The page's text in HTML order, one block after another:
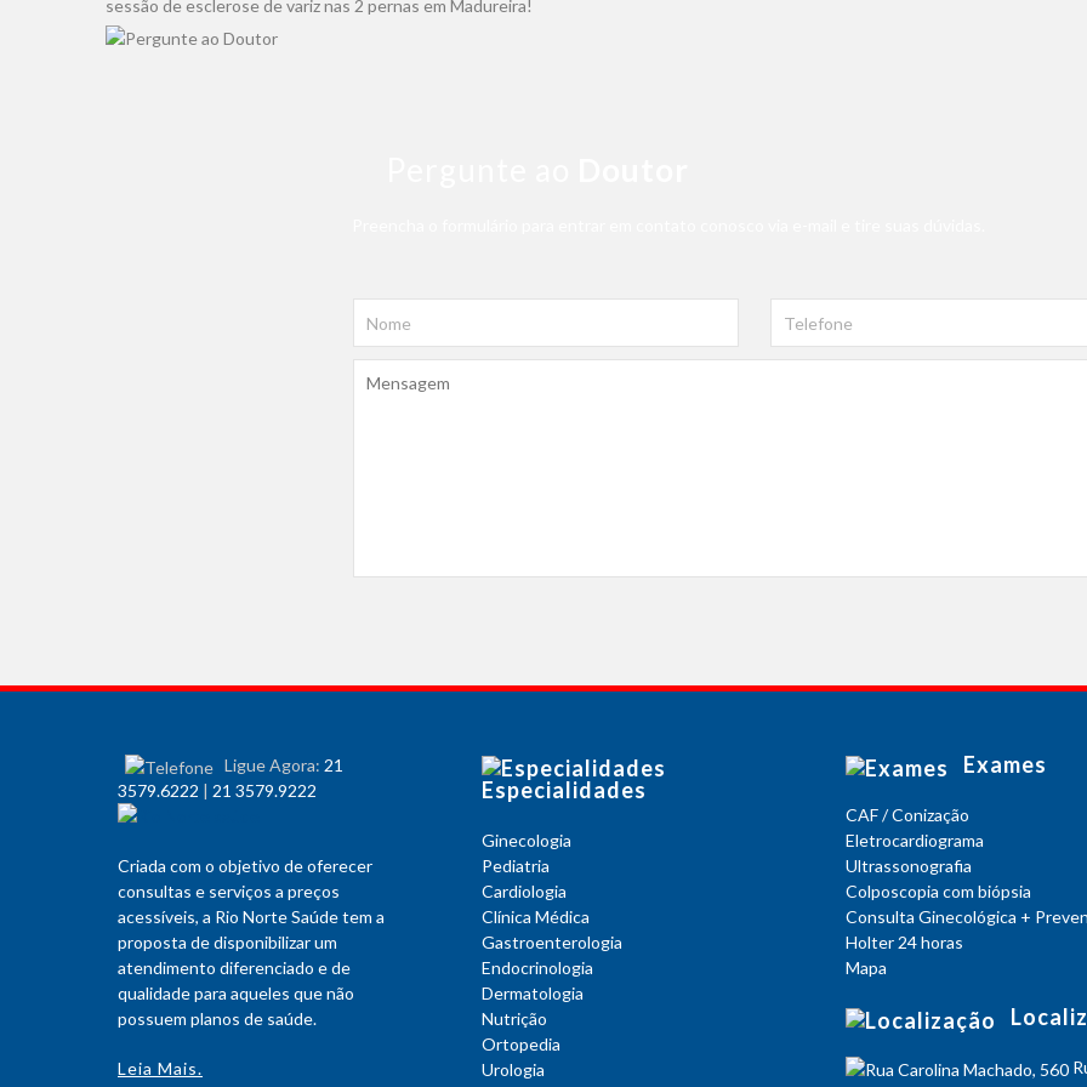
sessão de esclerose de variz nas 2 pernas em Madureira!
Ligue Agora: 21
3579.6222 | 21 3579.9222
Criada com o objetivo de oferecer
consultas e serviços a preços
acessíveis, a Rio Norte Saúde tem a
proposta de disponibilizar um
atendimento diferenciado e de
qualidade para aqueles que não
possuem planos de saúde.
Leia Mais.
Especialidades
Ginecologia
Pediatria
Cardiologia
Clínica Médica
Gastroenterologia
Endocrinologia
Dermatologia
Nutrição
Ortopedia
Urologia
Exames
CAF / Conização
Eletrocardiograma
Ultrassonografia
Colposcopia com biópsia
Consulta Ginecológica +
Holter 24 horas
Mapa